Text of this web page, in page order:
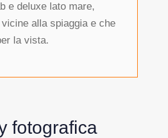
e deluxe lato mare,
alla spiaggia e che
la vista.
fotografica